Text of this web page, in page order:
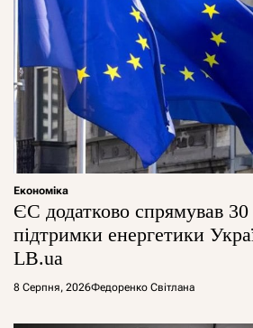
Економіка
ЄС додатково спрямував
підтримки енергетики
LB.ua
8 Серпня, 2026Федоренко Світлана